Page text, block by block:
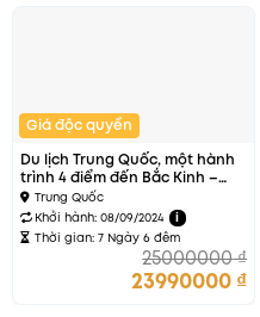
Giá độc quyền
Du lịch Trung Quốc, một hành
trình 4 điểm đến Bắc Kinh –
Thượng Hải – Vô Tích – Hàng
Châu
Trung Quốc
Khởi hành: 08/09/2024
i
Thời gian: 7 Ngày 6 đêm
25000000₫
23990000 ₫